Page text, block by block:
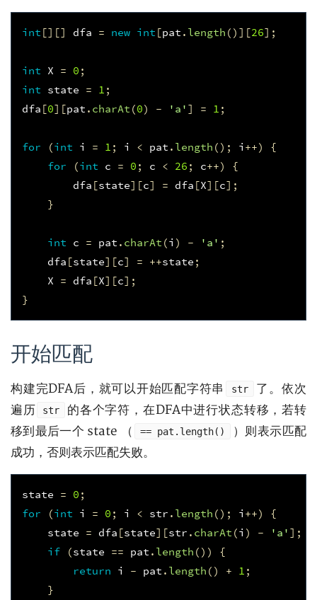
int [][] dfa = new int [pat . length ()][26];
int X = 0 ;
int state = 1 ;
dfa [0][pat . charAt (0) - 'a' ] = 1 ;
for (int i = 1 ; i < pat . length (); i ++)
{
for
(int c = 0 ; c < 26 ; c++)
{
dfa [state][c] = dfa [X][c];
}
int c = pat . charAt (i ) - 'a' ;
dfa [state][c] = ++state ;
X = dfa [X][c];
}
开始匹配
构建完DFA后，就可以开始匹配字符串 str
了。依次
遍历
str
的各个字符，在DFA中进行状态转移，若转
移到最后一个 state （
== pat.length()
）则表示匹配
成功，否则表示匹配失败。
state = 0 ;
for
(int i = 0 ; i < str . length (); i ++)
{
state = dfa [state][str . charAt (i ) - 'a' ];
if
(state == pat . length ())
{
return i - pat . length () + 1 ;
}